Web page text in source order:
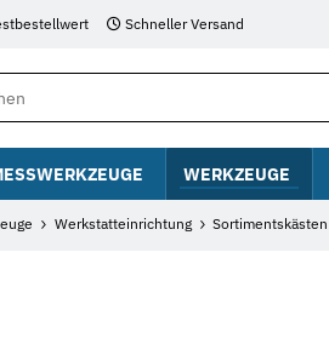
Schneller Versand
WERKZEUGE
Werkstatteinrichtung Sortimentskästen